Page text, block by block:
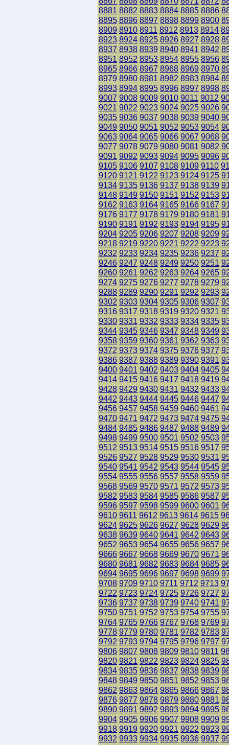
8881 8882 8883 8884 8885 8886
8895 8896 8897 8898 8899 8900
8909 8910 8911 8912 8913 8914
8923 8924 8925 8926 8927 8928
8937 8938 8939 8940 8941 8942
8951 8952 8953 8954 8955 8956
8965 8966 8967 8968 8969 8970
8979 8980 8981 8982 8983 8984
8993 8994 8995 8996 8997 8998
9007 9008 9009 9010 9011 9012
9021 9022 9023 9024 9025 9026
9035 9036 9037 9038 9039 9040
9049 9050 9051 9052 9053 9054
9063 9064 9065 9066 9067 9068
9077 9078 9079 9080 9081 9082
9091 9092 9093 9094 9095 9096
9105 9106 9107 9108 9109 9110
9120 9121 9122 9123 9124 9125
9134 9135 9136 9137 9138 9139
9148 9149 9150 9151 9152 9153
9162 9163 9164 9165 9166 9167
9176 9177 9178 9179 9180 9181
9190 9191 9192 9193 9194 9195
9204 9205 9206 9207 9208 9209
9218 9219 9220 9221 9222 9223
9232 9233 9234 9235 9236 9237
9246 9247 9248 9249 9250 9251
9260 9261 9262 9263 9264 9265
9274 9275 9276 9277 9278 9279
9288 9289 9290 9291 9292 9293
9302 9303 9304 9305 9306 9307
9316 9317 9318 9319 9320 9321
9330 9331 9332 9333 9334 9335
9344 9345 9346 9347 9348 9349
9358 9359 9360 9361 9362 9363
9372 9373 9374 9375 9376 9377
9386 9387 9388 9389 9390 9391
9400 9401 9402 9403 9404 9405
9414 9415 9416 9417 9418 9419
9428 9429 9430 9431 9432 9433
9442 9443 9444 9445 9446 9447
9456 9457 9458 9459 9460 9461
9470 9471 9472 9473 9474 9475
9484 9485 9486 9487 9488 9489
9498 9499 9500 9501 9502 9503
9512 9513 9514 9515 9516 9517
9526 9527 9528 9529 9530 9531
9540 9541 9542 9543 9544 9545
9554 9555 9556 9557 9558 9559
9568 9569 9570 9571 9572 9573
9582 9583 9584 9585 9586 9587
9596 9597 9598 9599 9600 9601
9610 9611 9612 9613 9614 9615
9624 9625 9626 9627 9628 9629
9638 9639 9640 9641 9642 9643
9652 9653 9654 9655 9656 9657
9666 9667 9668 9669 9670 9671
9680 9681 9682 9683 9684 9685
9694 9695 9696 9697 9698 9699
9708 9709 9710 9711 9712 9713
9722 9723 9724 9725 9726 9727
9736 9737 9738 9739 9740 9741
9750 9751 9752 9753 9754 9755
9764 9765 9766 9767 9768 9769
9778 9779 9780 9781 9782 9783
9792 9793 9794 9795 9796 9797
9806 9807 9808 9809 9810 9811
9820 9821 9822 9823 9824 9825
9834 9835 9836 9837 9838 9839
9848 9849 9850 9851 9852 9853
9862 9863 9864 9865 9866 9867
9876 9877 9878 9879 9880 9881
9890 9891 9892 9893 9894 9895
9904 9905 9906 9907 9908 9909
9918 9919 9920 9921 9922 9923
9932 9933 9934 9935 9936 9937